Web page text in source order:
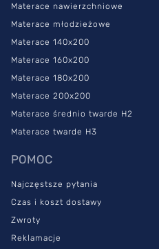
Materace nawierzchniowe
Materace młodzieżowe
Materace 140x200
Materace 160x200
Materace 180x200
Materace 200x200
Materace średnio twarde H2
Materace twarde H3
POMOC
Najczęstsze pytania
Czas i koszt dostawy
Zwroty
Reklamacje